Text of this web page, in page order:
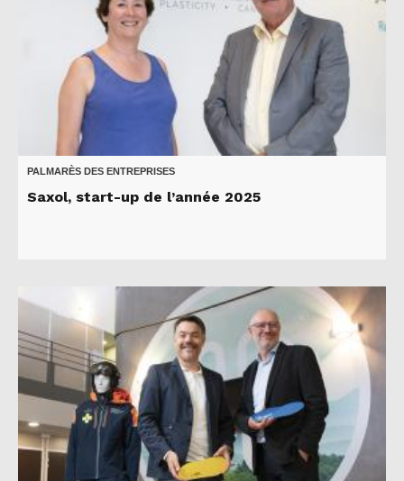
PALMARÈS DES ENTREPRISES
Saxol, start-up de l’année 2025